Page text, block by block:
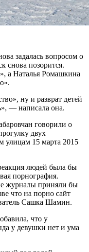
задалась вопросом о
снова позорится.
а Наталья Ромашкина
ну и разврат детей
— написала она.
говорили о
двух
улицам 15 марта 2015
людей была бы
порнография.
журналы приняли бы
что на порно сайт
Сашка Шамин.
что у
у девушки нет и ума